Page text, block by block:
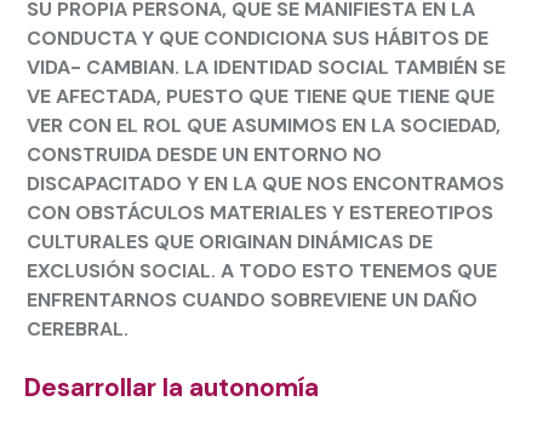
SU PROPIA PERSONA, QUE SE MANIFIESTA EN LA
CONDUCTA Y QUE CONDICIONA SUS HÁBITOS DE
VIDA- CAMBIAN. LA IDENTIDAD SOCIAL TAMBIÉN SE
VE AFECTADA, PUESTO QUE TIENE QUE TIENE QUE
VER CON EL ROL QUE ASUMIMOS EN LA SOCIEDAD,
CONSTRUIDA DESDE UN ENTORNO NO
DISCAPACITADO Y EN LA QUE NOS ENCONTRAMOS
CON OBSTÁCULOS MATERIALES Y ESTEREOTIPOS
CULTURALES QUE ORIGINAN DINÁMICAS DE
EXCLUSIÓN SOCIAL. A TODO ESTO TENEMOS QUE
ENFRENTARNOS CUANDO SOBREVIENE UN DAÑO
CEREBRAL.
Desarrollar la autonomía